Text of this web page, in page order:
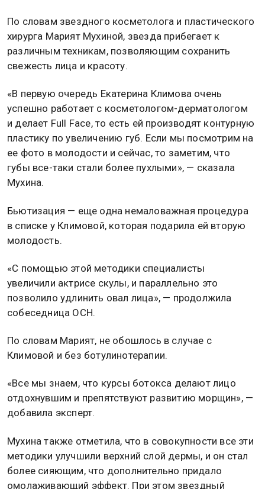
По словам звездного косметолога и пластического
хирурга Марият Мухиной, звезда прибегает к
различным техникам, позволяющим сохранить
свежесть лица и красоту.
«В первую очередь Екатерина Климова очень
успешно работает с косметологом-дерматологом
и делает Full Face, то есть ей производят контурную
пластику по увеличению губ. Если мы посмотрим на
ее фото в молодости и сейчас, то заметим, что
губы все-таки стали более пухлыми», — сказала
Мухина.
Бьютизация — еще одна немаловажная процедура
в списке у Климовой, которая подарила ей вторую
молодость.
«С помощью этой методики специалисты
увеличили актрисе скулы, и параллельно это
позволило удлинить овал лица», — продолжила
По словам Марият, не обошлось в случае с
«Все мы знаем, что курсы ботокса делают лицо
отдохнувшим и препятствуют развитию морщин», —
Мухина также отметила, что в совокупности все эти
методики улучшили верхний слой дермы, и он стал
более сияющим, что дополнительно придало